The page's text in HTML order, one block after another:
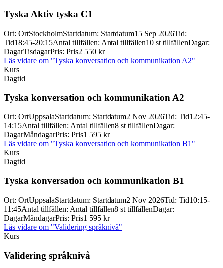
Tyska Aktiv tyska C1
Ort: OrtStockholmStartdatum: Startdatum15 Sep 2026Tid:
Tid18:45-20:15Antal tillfällen: Antal tillfällen10 st tillfällenDagar:
DagarTisdagarPris: Pris2 550 kr
Läs vidare om "Tyska konversation och kommunikation A2"
Kurs
Dagtid
Tyska konversation och kommunikation A2
Ort: OrtUppsalaStartdatum: Startdatum2 Nov 2026Tid: Tid12:45-
14:15Antal tillfällen: Antal tillfällen8 st tillfällenDagar:
DagarMåndagarPris: Pris1 595 kr
Läs vidare om "Tyska konversation och kommunikation B1"
Kurs
Dagtid
Tyska konversation och kommunikation B1
Ort: OrtUppsalaStartdatum: Startdatum2 Nov 2026Tid: Tid10:15-
11:45Antal tillfällen: Antal tillfällen8 st tillfällenDagar:
DagarMåndagarPris: Pris1 595 kr
Läs vidare om "Validering språknivå"
Kurs
Validering språknivå